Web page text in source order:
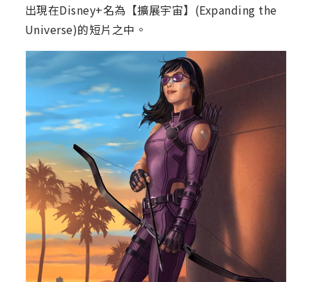
出現在Disney+名為【擴展宇宙】(Expanding the
Universe)的短片之中。